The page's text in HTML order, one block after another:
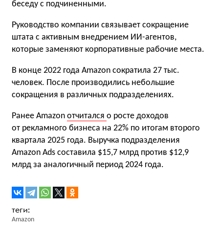
беседу с подчиненными.
Руководство компании связывает сокращение
штата с активным внедрением ИИ-агентов,
которые заменяют корпоративные рабочие места.
В конце 2022 года Amazon сократила 27 тыс.
человек. После производились небольшие
сокращения в различных подразделениях.
Ранее Amazon отчитался о росте доходов
от рекламного бизнеса на 22% по итогам второго
квартала 2025 года. Выручка подразделения
Amazon Ads составила $15,7 млрд против $12,9
млрд за аналогичный период 2024 года.
Amazon